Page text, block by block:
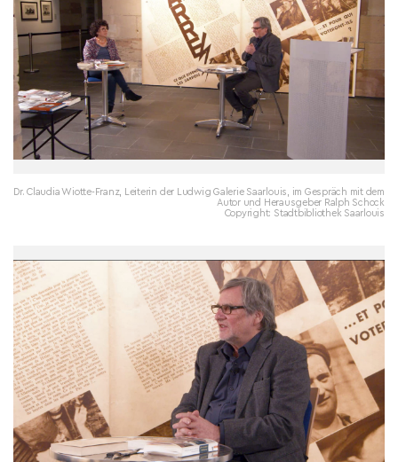
Dr. Claudia Wiotte-Franz, Leiterin der Ludwig Galerie Saarlouis, im Gespräch mit dem
Autor und Herausgeber Ralph Schock
Copyright: Stadtbibliothek Saarlouis